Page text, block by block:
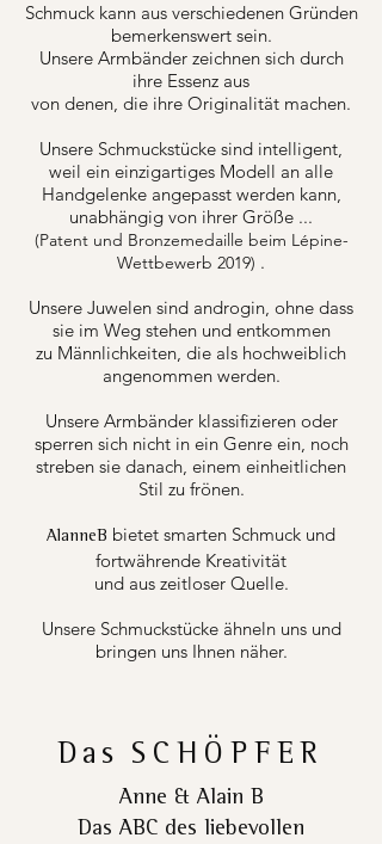
Schmuck kann aus verschiedenen Gründen
bemerkenswert sein.
Unsere Armbänder zeichnen sich durch
ihre Essenz aus
von denen, die ihre Originalität machen.
Unsere Schmuckstücke sind intelligent,
weil ein einzigartiges Modell an alle
Handgelenke angepasst werden kann,
unabhängig von ihrer Größe ...
(Patent und Bronzemedaille beim Lépine-
Wettbewerb 2019) .
Unsere Juwelen sind androgin, ohne dass
sie im Weg stehen und entkommen
zu Männlichkeiten, die als hochweiblich
angenommen werden.
Unsere Armbänder klassifizieren oder
sperren sich nicht in ein Genre ein, noch
streben sie danach, einem einheitlichen
Stil zu frönen.
AlanneB bietet smarten Schmuck und
fortwährende Kreativität
und aus zeitloser Quelle.
Unsere Schmuckstücke ähneln uns und
bringen uns Ihnen näher.
Das SCHÖPFER
Anne & Alain B
Das ABC des liebevollen